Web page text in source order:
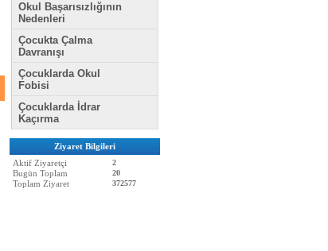
Okul Başarısızlığının
Nedenleri
Çocukta Çalma
Davranışı
Çocuklarda Okul
Fobisi
Çocuklarda İdrar
Kaçırma
Ziyaret Bilgileri
Aktif Ziyaretçi
2
Bugün Toplam 20
Toplam Ziyaret 372577